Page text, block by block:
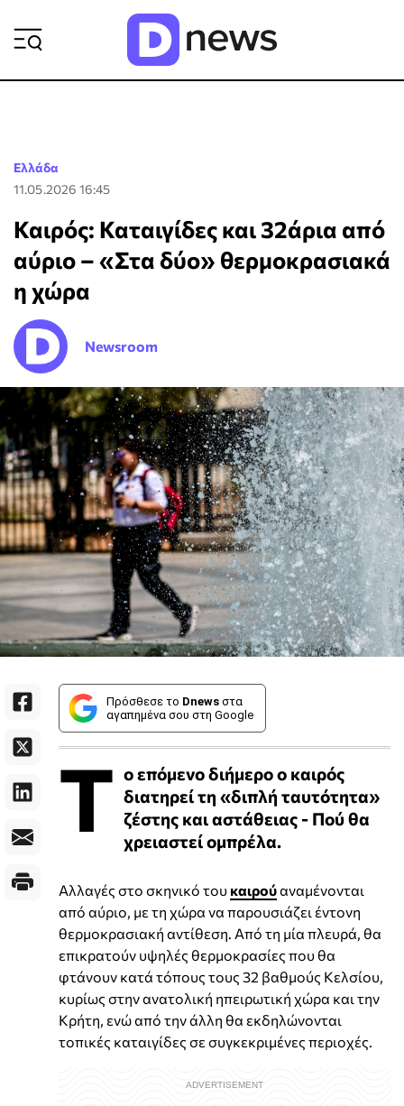
Ελλάδα
11.05.2026 16:45
Καιρός: Καταιγίδες και 32άρια από
αύριο – «Στα δύο» θερμοκρασιακά
η χώρα
Newsroom
Πρόσθεσε το Dnews στα
αγαπημένα σου στη Google
Τ ο επόμενο διήμερο ο καιρός
διατηρεί τη «διπλή ταυτότητα»
ζέστης και αστάθειας - Πού θα
χρειαστεί ομπρέλα.
Αλλαγές στο σκηνικό του καιρούαναμένονται
από αύριο, με τη χώρα να παρουσιάζει έντονη
θερμοκρασιακή αντίθεση. Από τη μία πλευρά, θα
επικρατούν υψηλές θερμοκρασίες που θα
φτάνουν κατά τόπους τους 32 βαθμούς Κελσίου,
κυρίως στην ανατολική ηπειρωτική χώρα και την
Κρήτη, ενώ από την άλλη θα εκδηλώνονται
τοπικές καταιγίδες σε συγκεκριμένες περιοχές.